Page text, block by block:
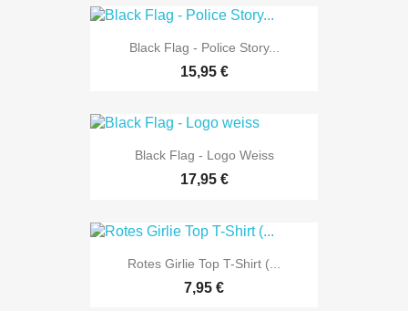
Black Flag - Police Story...
15,95 €
Black Flag - Logo Weiss
17,95 €
Rotes Girlie Top T-Shirt (...
7,95 €